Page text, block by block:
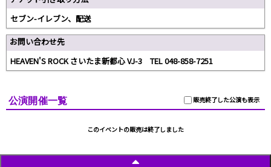
セブン-イレブン、配送
お問い合わせ先
HEAVEN'S ROCK さいたま新都心 VJ-3 TEL 048-858-7251
販売終了した公演も表示
公演開催一覧
このイベントの販売は終了しました